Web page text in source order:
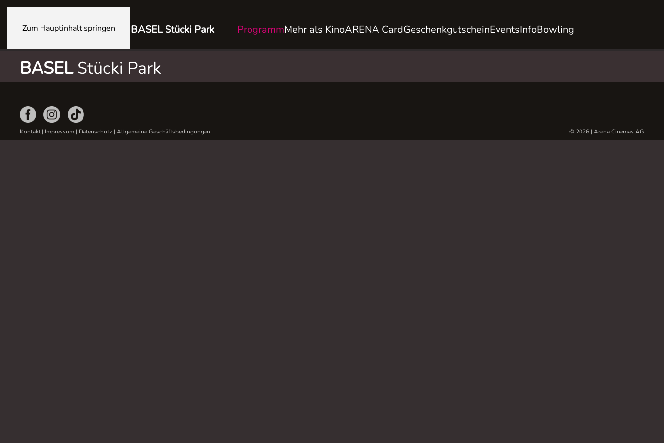
Zum Hauptinhalt springen BASEL Stücki Park ProgrammMehr als KinoARENA CardGeschenkgutscheinEventsInfoBowling
BASELStücki Park
Kontakt| Impressum | Datenschutz | Allgemeine Geschäftsbedingungen © 2026 | Arena Cinemas AG